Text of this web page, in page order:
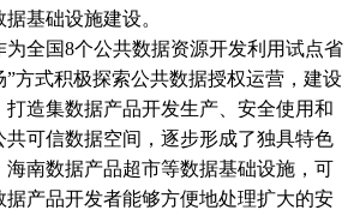
基础设施建设。
为全国8个公共数据资源开发利用试点省
”方式积极探索公共数据授权运营，建设
造集数据产品开发生产、安全使用和
共可信数据空间，逐步形成了独具特色
海南数据产品超市等数据基础设施，可
据产品开发者能够方便地处理扩大的安